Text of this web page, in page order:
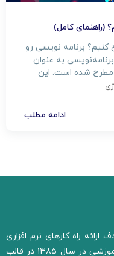
(راهنمای کامل)
کنیم؟ برنامه‌ نویسی رو
به عنوان
مطرح شده است. این
فراوان و متنوع مؤثر
ادامه مطلب
ارائه راه کارهای نرم افزاری
مبتنی بر هوشمند سازی برای موسسات آموزشی در سال ۱۳۸۵ در قالب